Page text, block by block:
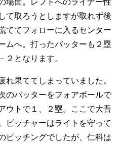
て取ろうとしますが取れず後
ててフォローに入るセンター
ムへ。打ったバッターも２塁
２となります。
れ果ててしまっていました。
のバッターをフォアボールで
ウトで１、２塁。ここで大吾
ピッチャーはライトを守って
ピッチングでしたが、仁科は